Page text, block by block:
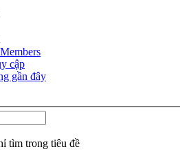
cập
gần đây
tìm trong tiêu đề